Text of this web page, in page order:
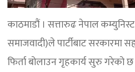
काठमाडौं । सत्तारुढ नेपाल
समाजवादी)ले पार्टीबाट सरकारमा
फिर्ता बोलाउन गृहकार्य सुरु गरेको छ